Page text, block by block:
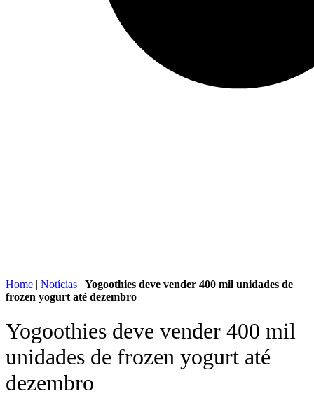
Home | Notícias | Yogoothies deve vender 400 mil unidades de
frozen yogurt até dezembro
Yogoothies deve vender 400 mil
unidades de frozen yogurt até
dezembro